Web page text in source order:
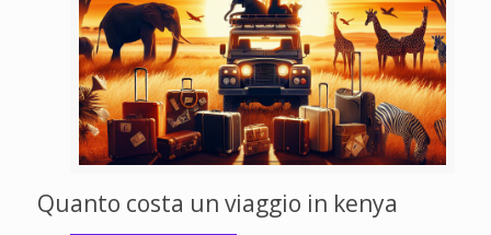
Quanto costa un viaggio in kenya